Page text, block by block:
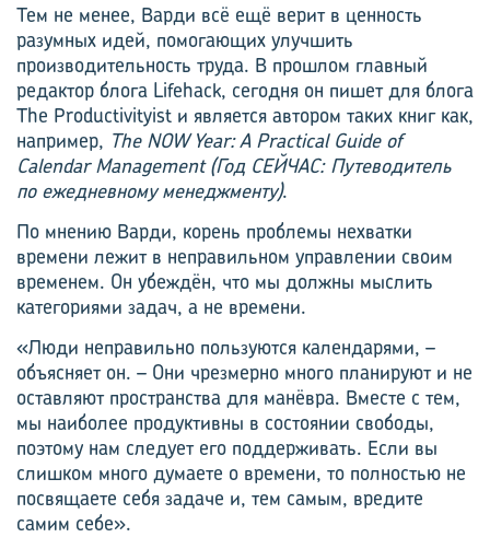
Тем не менее, Варди всё ещё верит в ценность
разумных идей, помогающих улучшить
производительность труда. В прошлом главный
редактор блога Lifehack, сегодня он пишет для блога
The Productivityist и является автором таких книг как,
например, The NOW Year: A Practical Guide of
Calendar Management (Год СЕЙЧАС: Путеводитель
по ежедневному менеджменту).
По мнению Варди, корень проблемы нехватки
времени лежит в неправильном управлении своим
временем. Он убеждён, что мы должны мыслить
категориями задач, а не времени.
«Люди неправильно пользуются календарями, –
объясняет он. – Они чрезмерно много планируют и не
оставляют пространства для манёвра. Вместе с тем,
мы наиболее продуктивны в состоянии свободы,
поэтому нам следует его поддерживать. Если вы
слишком много думаете о времени, то полностью не
посвящаете себя задаче и, тем самым, вредите
самим себе».